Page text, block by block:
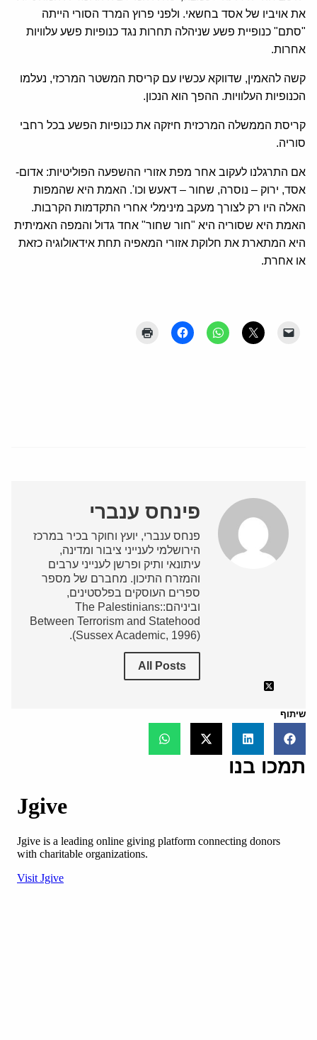
את אויביו של אסד בחשאי. ולפני פרוץ המרד הסורי הייתה
"סתם" כנופיית פשע שניהלה תחרות נגד כנופיות פשע עלוויות
אחרות.
קשה להאמין, שדווקא עכשיו עם קריסת המשטר המרכזי, נעלמו
הכנופיות העלוויות. ההפך הוא הנכון.
קריסת הממשלה המרכזית חיזקה את כנופיות הפשע בכל רחבי
סוריה.
אם התרגלנו לעקוב אחר מפת אזורי ההשפעה הפוליטיות: אדום-
אסד, ירוק – נוסרה, שחור – דאעש וכו'. האמת היא שהמפות
האלה היו רק לצורך מעקב מינימלי אחרי התקדמות הקרבות.
האמת היא שסוריה היא "חור שחור" אחד גדול והמפה האמיתית
היא המתארת את חלוקת אזורי המאפיה תחת אידאולוגיה כזאת
או אחרת.
פינחס ענברי
פנחס ענברי, יועץ וחוקר בכיר במרכז
הירושלמי לענייני ציבור ומדינה,
עיתונאי ותיק ופרשן לענייני ערבים
והמזרח התיכון. מחברם של מספר
ספרים העוסקים בפלסטינים,
וביניהם:The Palestinians:
Between Terrorism and Statehood
(Sussex Academic, 1996).
All Posts
שיתוף
תמכו בנו